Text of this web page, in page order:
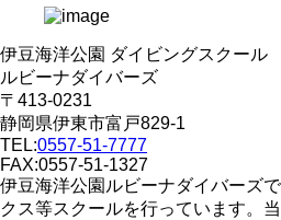
伊豆海洋公園 ダイビングスクール
ルビーナダイバーズ
〒413-0231
静岡県伊東市富戸829-1
TEL:0557-51-7777
FAX:0557-51-1327
伊豆海洋公園ルビーナダイバーズ
クス等スクールを行っています。